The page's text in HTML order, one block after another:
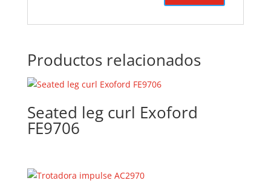
Productos relacionados
Seated leg curl Exoford
FE9706